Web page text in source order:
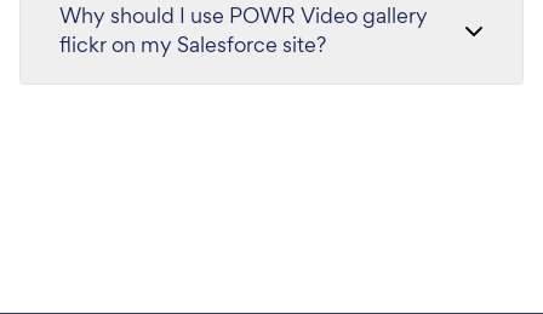
Why should I use POWR Video gallery
flickr on my Salesforce site?